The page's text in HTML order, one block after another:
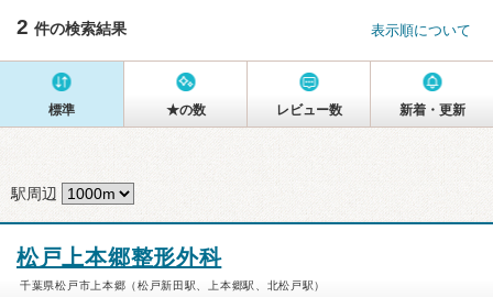
2 件の検索結果 表示順について
標準 ★の数 レビュー数 新着・更新
駅周辺
松戸上本郷整形外科
千葉県松戸市上本郷（松戸新田駅、上本郷駅、北松戸駅）